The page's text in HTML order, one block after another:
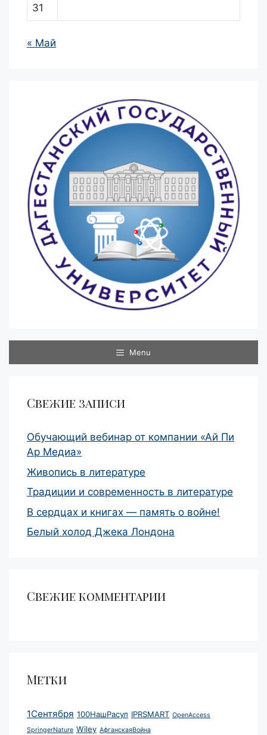
31
« Май
Menu
Свежие записи
Обучающий вебинар от компании «Ай Пи
Ар Медиа»
Живопись в литературе
Традиции и современность в литературе
В сердцах и книгах — память о войне!
Белый холод Джека Лондона
Свежие комментарии
Метки
1Сентября 100НашРасул IPRSMART OpenAccess
SpringerNature Wiley АфганскаяВойна